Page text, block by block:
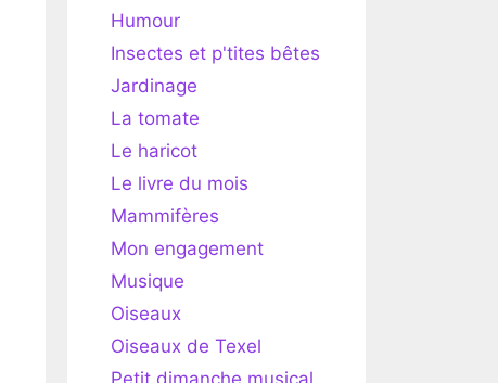
Humour
Insectes et p'tites bêtes
Jardinage
La tomate
Le haricot
Le livre du mois
Mammifères
Mon engagement
Musique
Oiseaux
Oiseaux de Texel
Petit dimanche musical